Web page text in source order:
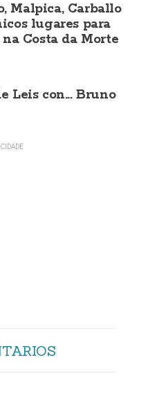
Malpica, Carballo
lugares para
Costa da Morte
Leis con... Bruno